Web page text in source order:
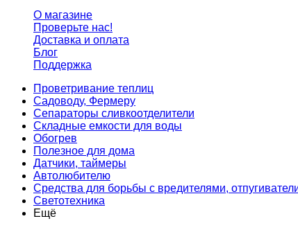
О магазине
Проверьте нас!
Доставка и оплата
Блог
Поддержка
Проветривание теплиц
Садоводу, Фермеру
Сепараторы сливкоотделители
Складные емкости для воды
Обогрев
Полезное для дома
Датчики, таймеры
Автолюбителю
Средства для борьбы с вредителями,
Светотехника
Ещё